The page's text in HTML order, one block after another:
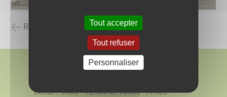
Retour à la liste des carnets d'adresses
Horaires d'ouverture
Lundi : 9h00 - 12h30 et 13h30 -17h00
Tout accepter
Tout refuser
Personnaliser